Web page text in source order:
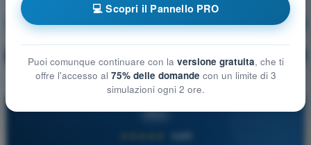
Sicurezza del Volo Allenamento!
Spiegazione domanda
PRO
4,6/5
💻 Scopri il Pannello PRO
Puoi comunque continuare con la versione gratuita, che ti
offre l'accesso al 75% delle domande con un limite di 3
simulazioni ogni 2 ore.